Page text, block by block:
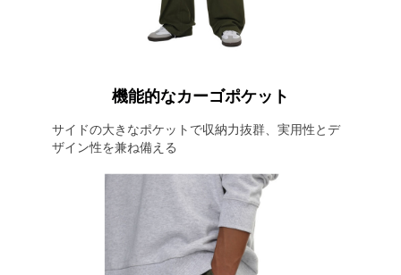
機能的なカーゴポケット
サイドの大きなポケットで収納力抜群、実用性とデ
ザイン性を兼ね備える